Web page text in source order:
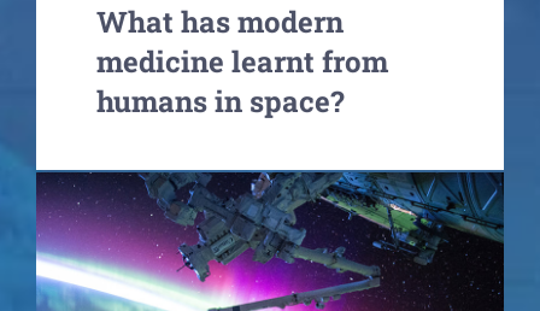
What has modern
medicine learnt from
humans in space?